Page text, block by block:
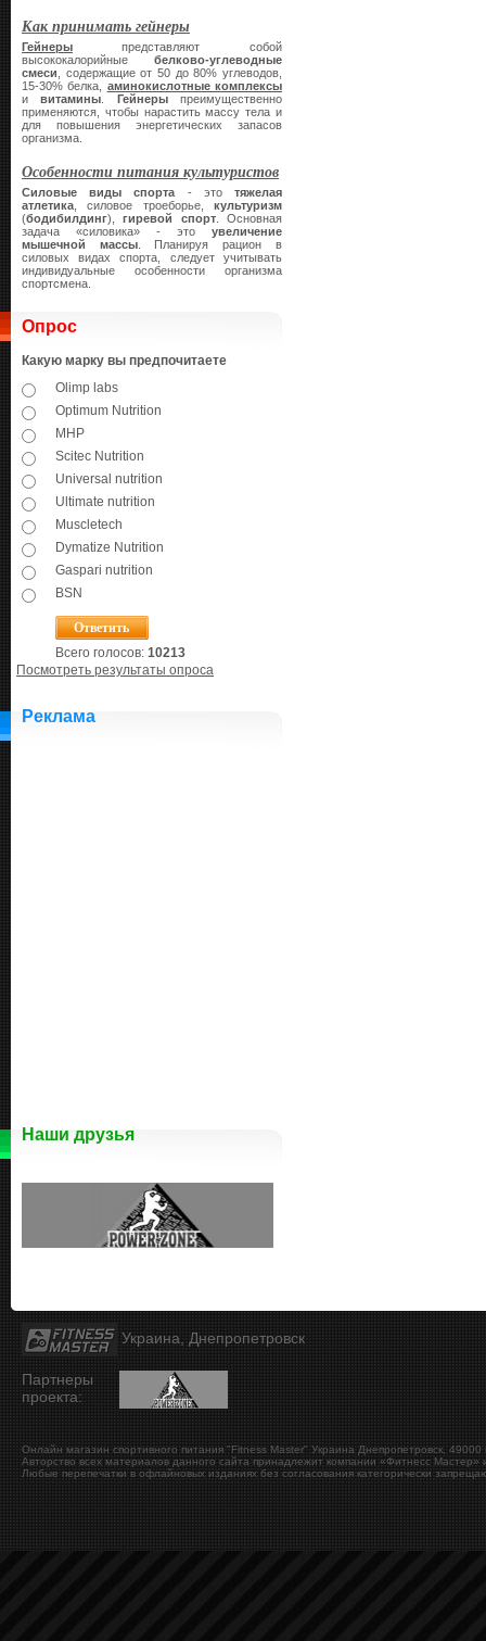
Как принимать гейнеры
Гейнеры представляют собой
высококалорийные белково-углеводные
смеси , содержащие от 50 до 80% углеводов,
15-30% белка, аминокислотные комплексы
ивитамины Гейнерыпреимущественно
применяются, чтобы нарастить массу тела и
для повышения энергетических запасов
организма.
Особенности питания культуристов
Силовые виды спорта - этотяжелая
атлетика , силовое троеборье, культуризм
(бодибилдинг),гиревой спорт. Основная
задача «силовика» - это увеличение
мышечной массы. Планируя рацион в
силовых видах спорта, следует учитывать
индивидуальные особенности организма
спортсмена.
Опрос
Какую марку вы предпочитаете
Olimp labs
Optimum Nutrition
MHP
Scitec Nutrition
Universal nutrition
Ultimate nutrition
Muscletech
Dymatize Nutrition
Gaspari nutrition
BSN
Всего голосов: 10213
Посмотреть результаты опроса
Реклама
Наши друзья
Украина, Днепропетровск
Партнеры
проекта:
Онлайн магазин спортивного питания "Fitness Master" Украина Днепропетровск 49000
Авторство всех материалов данного сайта принадлежит компании «Фитнесс Мастер»
Любые перепечатки в офлайновых изданиях без согласования категорически